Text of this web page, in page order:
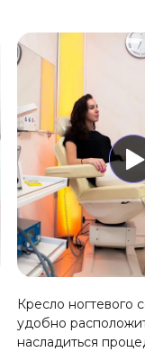
Кресло ногтевого
удобно
насладиться